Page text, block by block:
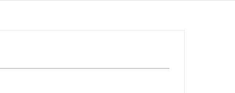
美国临床肿瘤学会(ASCO)
通信业